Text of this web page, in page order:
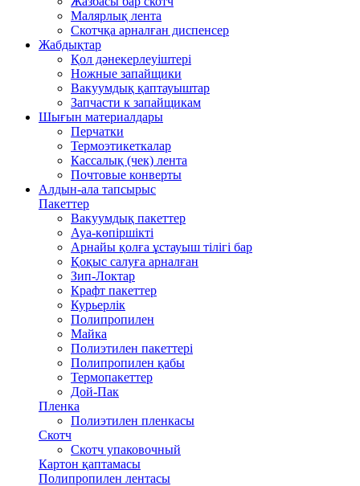
Малярлық лента
Скотчқа арналған диспенсер
Жабдықтар
Қол дәнекерлеуіштері
Ножные запайщики
Вакуумдық қаптауыштар
Запчасти к запайщикам
Шығын материалдары
Перчатки
Термоэтикеткалар
Кассалық (чек) лента
Почтовые конверты
Алдын-ала тапсырыс
Пакеттер
Вакуумдық пакеттер
Ауа-көпіршікті
Арнайы қолға ұстауыш тілігі бар
Қоқыс салуға арналған
Зип-Локтар
Крафт пакеттер
Курьерлік
Полипропилен
Майка
Полиэтилен пакеттері
Полипропилен қабы
Термопакеттер
Дой-Пак
Пленка
Полиэтилен пленкасы
Скотч
Скотч упаковочный
Картон қаптамасы
Полипропилен лентасы